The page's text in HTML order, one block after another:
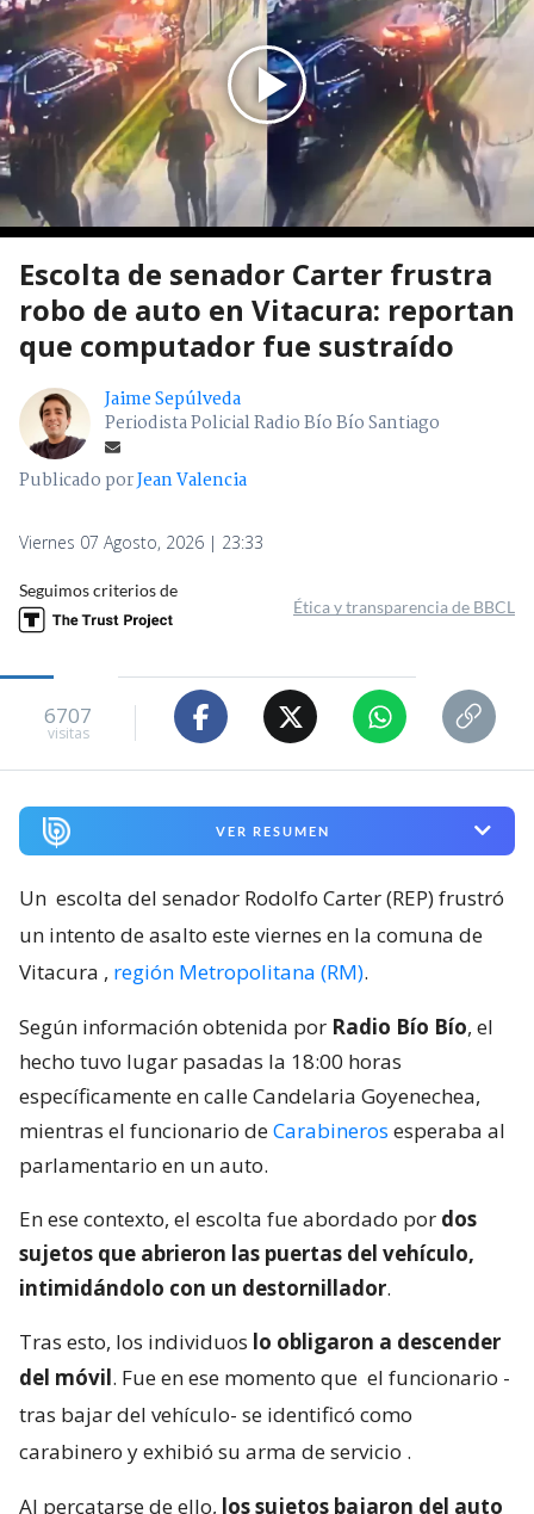
Escolta de senador Carter frustra
robo de auto en Vitacura: reportan
que computador fue sustraído
Jaime Sepúlveda
Periodista Policial Radio Bío Bío Santiago
Publicado porJean Valencia
Viernes 07 Agosto, 2026 | 23:33
Seguimos criterios de
Ética y transparencia de BBCL
6707
visitas
VER RESUMEN
Un escolta del senador Rodolfo Carter (REP) frustró
un intento de asalto este viernes en la comuna de
Vitacura , región Metropolitana (RM).
Según información obtenida por Radio Bío Bío, el
hecho tuvo lugar pasadas la 18:00 horas
específicamente en calle Candelaria Goyenechea,
mientras el funcionario deCarabineros esperaba al
parlamentario en un auto.
En ese contexto, el escolta fue abordado por dos
sujetos que abrieron las puertas del vehículo,
intimidándolo con un destornillador.
Tras esto, los individuos lo obligaron a descender
del móvil. Fue en ese momento que el funcionario -
tras bajar del vehículo- se identificó como
carabinero y exhibió su arma de servicio .
Al percatarse de ello, los sujetos bajaron del auto